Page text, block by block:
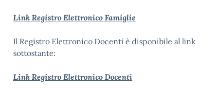
Link Registro Elettronico Famiglie
Il Registro Elettronico Docenti è disponibile al link
sottostante:
Link Registro Elettronico Docenti